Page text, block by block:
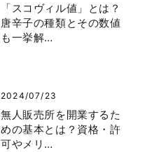
「スコヴィル値」とは？
唐辛子の種類とその数値
も一挙解…
2024/07/23
無人販売所を開業するた
めの基本とは？資格・許
可やメリ…